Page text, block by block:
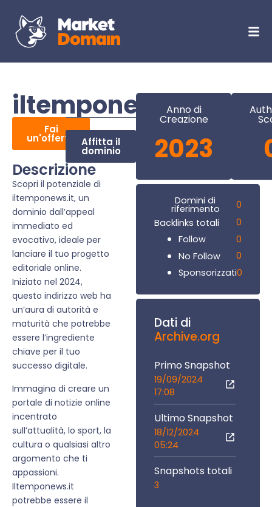
iltemponews.it
Fai
un'offerta Affitta il
dominio
Descrizione
Scopri il potenziale di
iltemponews.it, un
dominio dall’appeal
immediato ed
evocativo, ideale per
lanciare il tuo progetto
editoriale online.
Iniziato nel 2024,
questo indirizzo web ha
un’aura di autorità e
maturità che potrebbe
essere l’ingrediente
chiave per il tuo
successo digitale.
Immagina di creare un
portale di notizie online
incentrato
sull’attualità, lo sport, la
cultura o qualsiasi altro
argomento che ti
appassioni.
Iltemponews.it
potrebbe essere il
Anno di
Creazione
2023
Domini di
riferimento
0
Backlinks totali
0
Follow
0
No Follow
0
Sponsorizzati0
Dati di
Archive.org
Primo Snapshot
19/09/2024
17:08
Ultimo Snapshot
18/12/2024
05:24
Snapshots totali
3